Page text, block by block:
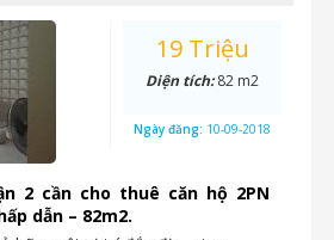
2 cần cho thuê căn hộ 2PN
dẫn – 82m2.
19 Triệu
Diện tích:82 m2
Ngày đăng: 10-09-2018